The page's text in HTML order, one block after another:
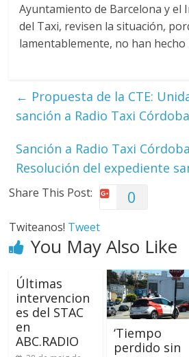
Ayuntamiento de Barcelona y
del Taxi, revisen la situación,
lamentablemente, no han
← Propuesta de la CTE:
sanción a Radio Taxi Córdoba
Sanción a Radio Taxi
Resolución del expediente
Share This Post: 0
Twiteanos! Tweet
You May Also Like
Últimas
intervencion
es del STAC
en
ABC.RADIO
‘Tiempo
perdido sin